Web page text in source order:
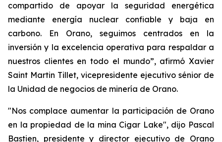
compartido de apoyar la seguridad energética
mediante energía nuclear confiable y baja en
carbono. En Orano, seguimos centrados en la
inversión y la excelencia operativa para respaldar a
nuestros clientes en todo el mundo”, afirmó Xavier
Saint Martin Tillet, vicepresidente ejecutivo sénior de
la Unidad de negocios de minería de Orano.
"Nos complace aumentar la participación de Orano
en la propiedad de la mina Cigar Lake", dijo Pascal
Bastien, presidente y director ejecutivo de Orano